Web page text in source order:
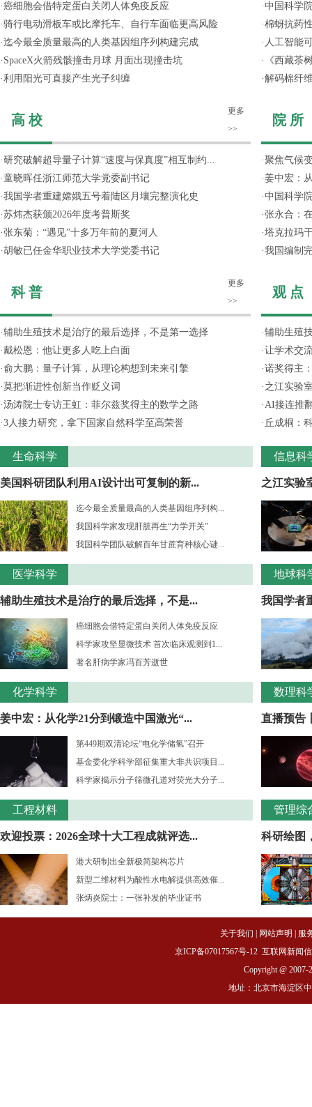
·癌细胞会借特定蛋白关闭人体免疫反应
·骑行电动滑板车或比摩托车、自行车面临更高风险
·迄今最全质量最高的人类基因组序列构建完成
· SpaceX火箭残骸撞击月球 月面出现撞击坑
·利用阳光可直接产生光子纠缠
高 校
更多
>>
·研究破解超导量子计算“速度与保真度”相互制约...
·童晓晖任浙江师范大学党委副书记
·我国学者重建嫦娥五号着陆区月壤完整演化史
·苏炜杰获颁2026年度考普斯奖
·张东菊：“遇见”十多万年前的夏河人
·胡敏已任金华职业技术大学党委书记
科 普
更多
>>
·辅助生殖技术是治疗的最后选择，不是第一选择
·戴松恩：他让更多人吃上白面
·俞大鹏：量子计算，从理论构想到未来引擎
·莫把渐进性创新当作贬义词
·汤涛院士专访王虹：菲尔兹奖得主的数学之路
·3人接力研究，拿下国家自然科学至高荣誉
生命科学
美国科研团队利用AI设计出可复制的新...
迄今最全质量最高的人类基因组序列构...
我国科学家发现肝脏再生“力学开关”
我国科学团队破解百年甘蔗育种核心谜...
医学科学
辅助生殖技术是治疗的最后选择，不是...
癌细胞会借特定蛋白关闭人体免疫反应
科学家攻坚显微技术 首次临床观测到1...
著名肝病学家冯百芳逝世
化学科学
姜中宏：从化学21分到锻造中国激光“...
第449期双清论坛“电化学储氢”召开
基金委化学科学部征集重大非共识项目...
科学家揭示分子筛微孔道对荧光大分子...
工程材料
欢迎投票：2026全球十大工程成就评选...
港大研制出全新极简架构芯片
新型二维材料为酸性水电解提供高效催...
张炳炎院士：一张补发的毕业证书
·中国科学
·棉蚜抗药
· 人工智能
·
《西藏茶
·解码棉纤
院 所
·聚焦气候
·姜中宏：
·中国科学
·张永合：
·塔克拉玛
·我国编制
观 点
·辅助生殖
·让学术交
·诺奖得主
· 之江实验
·AI接连推
· 丘成桐：
信息科
之江实验
地球科
我国学者
数理科
直播预告
管理综
科研绘图
关于我们 网站声明
服
京ICP备07017567号-12 互联网新闻
Copyright @ 2007-
地址：北京市海淀区